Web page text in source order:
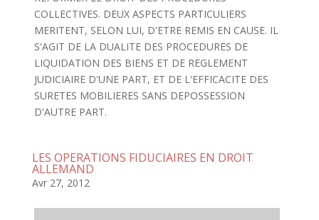
COLLECTIVES. DEUX ASPECTS PARTICULIERS
MERITENT, SELON LUI, D'ETRE REMIS EN CAUSE. IL
S'AGIT DE LA DUALITE DES PROCEDURES DE
LIQUIDATION DES BIENS ET DE REGLEMENT
JUDICIAIRE D'UNE PART, ET DE L'EFFICACITE DES
SURETES MOBILIERES SANS DEPOSSESSION
D'AUTRE PART.
LES OPERATIONS FIDUCIAIRES EN DROIT
ALLEMAND
Avr 27, 2012